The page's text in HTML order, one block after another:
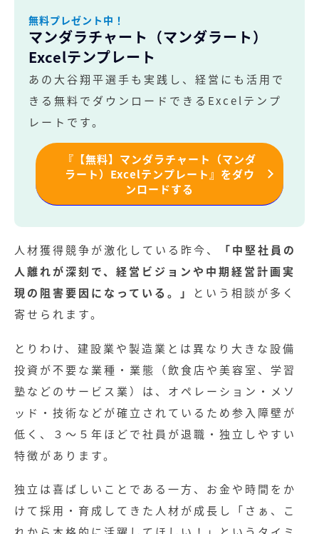
無料プレゼント中！
マンダラチャート（マンダラート）
Excelテンプレート
あの大谷翔平選手も実践し、経営にも活用で
きる無料でダウンロードできるExcelテンプ
レートです。
『【無料】マンダラチャート（マンダ
ラート）Excelテンプレート』をダウ
ンロードする
人材獲得競争が激化している昨今、
「中堅社員の
人離れが深刻で、経営ビジョンや中期経営計画実
現の阻害要因になっている。」
という相談が多く
寄せられます。
とりわけ、建設業や製造業とは異なり大きな設備
投資が不要な業種・業態（飲食店や美容室、学習
塾などのサービス業）は、オペレーション・メソ
ッド・技術などが確立されているため参入障壁が
低く、３～５年ほどで社員が退職・独立しやすい
特徴があります。
独立は喜ばしいことである一方、お金や時間をか
けて採用・育成してきた人材が成長し「さぁ、こ